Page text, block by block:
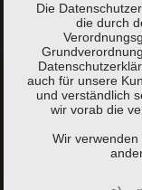
Die
die durch
auch für unsere
und verständlich
wir vorab die
Wir